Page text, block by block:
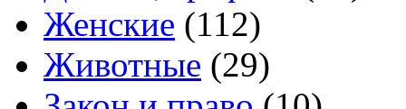
Женские (112)
Животные (29)